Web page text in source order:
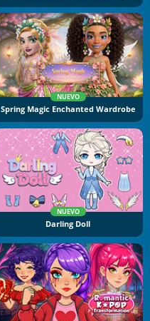
NUEVO
Spring Magic Enchanted Wardrobe
NUEVO
Darling Doll